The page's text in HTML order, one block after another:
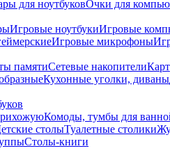
для ноутбуковОчки для
Игровые ноутбукиИгровые
Игровые микрофоны
памятиСетевые накопители
Кухонные уголки, диваны
Комоды, тумбы для
столыТуалетные столики
Столы-книги